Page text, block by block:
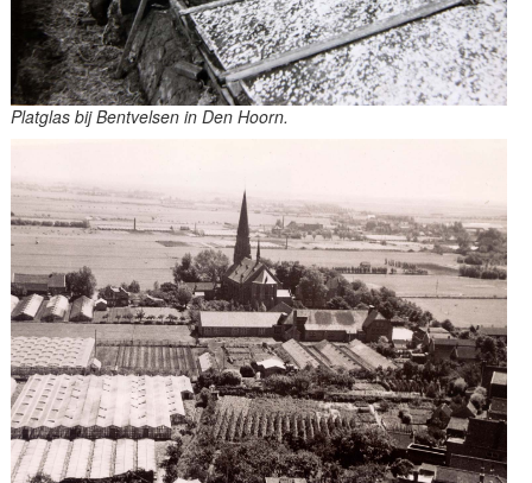
Platglas bij Bentvelsen in Den Hoorn.